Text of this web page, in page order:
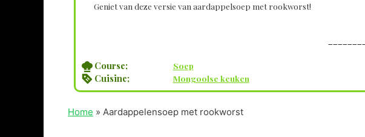
Geniet van deze versie van aardappelsoep met rookworst!
Course; Soep
Cuisine; Mongoolse keuken
Home » Aardappelensoep met rookworst